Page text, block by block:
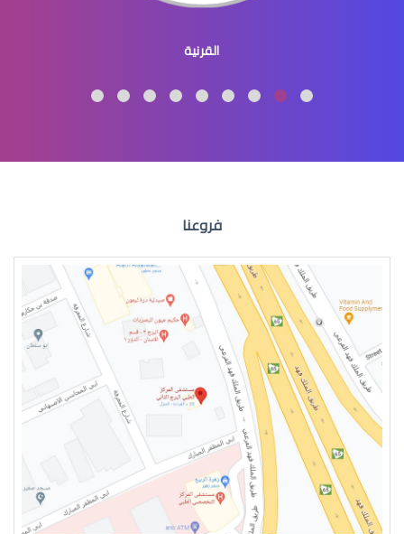
ماء الازرق بالعين
الماء الازرق للعين
اعراض الماء الازرق بالعين
القرنية
فروعنا